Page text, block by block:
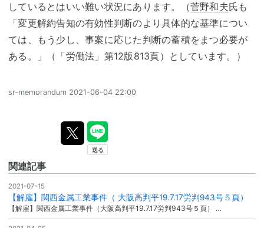
しているとはいい難い状況にあります。（菅野和夫氏も
「変更解約告知の有効性判断のより具体的な基準につい
ては、もう少し、事案に応じた判断の蓄積をまつ必要が
ある。」（「労働法」第12版813頁）としています。）
sr-memorandum 2021-06-04 22:00
関連記事
2021-07-15
【解雇】関西金属工業事件（ 大阪高判平19.7.17労判943号５頁）
【解雇】関西金属工業事件（大阪高判平19.7.17労判943号５頁） …